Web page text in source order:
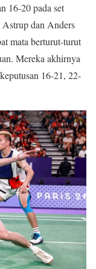
16-20 pada set
dan Anders
mata berturut-turut
Mereka akhirnya
16-21, 22-